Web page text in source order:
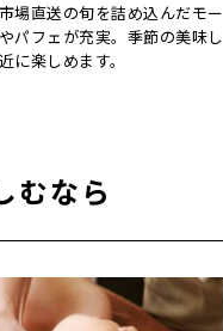
場直送の旬を詰め込んだモー
パフェが充実。季節の美味し
に楽しめます。
むなら